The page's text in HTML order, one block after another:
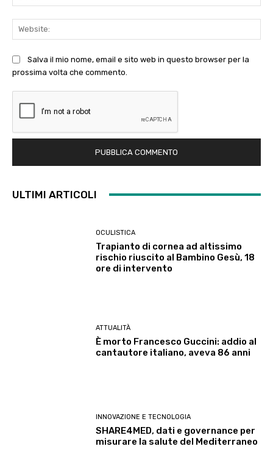
Salva il mio nome, email e sito web in questo browser per la
prossima volta che commento.
ULTIMI ARTICOLI
OCULISTICA
Trapianto di cornea ad altissimo
rischio riuscito al Bambino Gesù, 18
ore di intervento
ATTUALITÀ
È morto Francesco Guccini: addio al
cantautore italiano, aveva 86 anni
INNOVAZIONE E TECNOLOGIA
SHARE4MED, dati e governance per
misurare la salute del Mediterraneo